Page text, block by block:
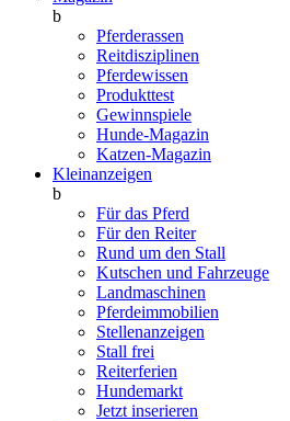
b
Pferderassen
Reitdisziplinen
Pferdewissen
Produkttest
Gewinnspiele
Hunde-Magazin
Katzen-Magazin
Kleinanzeigen
b
Für das Pferd
Für den Reiter
Rund um den Stall
Kutschen und Fahrzeuge
Landmaschinen
Pferdeimmobilien
Stellenanzeigen
Stall frei
Reiterferien
Hundemarkt
Jetzt inserieren